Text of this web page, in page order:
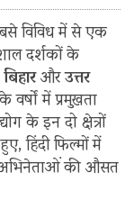
विविध में से एक
दर्शकों के
बिहारऔरउत्तर
में प्रमुखता
के इन दो क्षेत्रों
हिंदी फिल्मों में
अभिनेताओं की औसत